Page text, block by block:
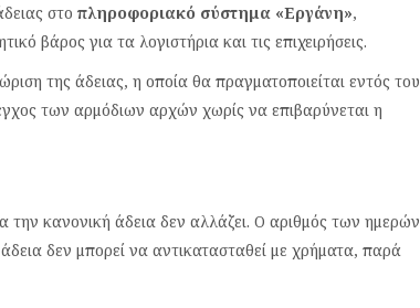
στο πληροφοριακό σύστημα «Εργάνη»,
βάρος για τα λογιστήρια και τις επιχειρήσεις.
της άδειας, η οποία θα πραγματοποιείται εντός του
των αρμόδιων αρχών χωρίς να επιβαρύνεται η
την κανονική άδεια δεν αλλάζει. Ο αριθμός των ημερών
δεν μπορεί να αντικατασταθεί με χρήματα, παρά